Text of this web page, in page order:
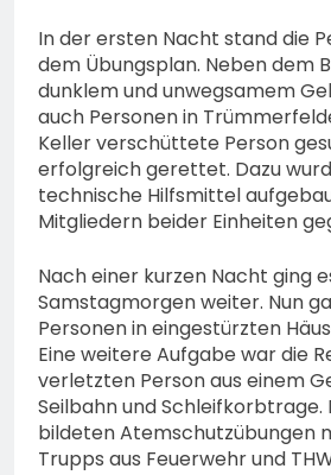
In der ersten Nacht stand die
dem Übungsplan. Neben dem
dunklem und unwegsamem
auch Personen in
Keller verschüttete Person
erfolgreich gerettet. Dazu
technische Hilfsmittel
Mitgliedern beider Einheiten
Nach einer kurzen Nacht ging
Samstagmorgen weiter. Nun
Personen in eingestürzten
Eine weitere Aufgabe war die
verletzten Person aus einem
Seilbahn und Schleifkorbtrage.
bildeten Atemschutzübungen
Trupps aus Feuerwehr und